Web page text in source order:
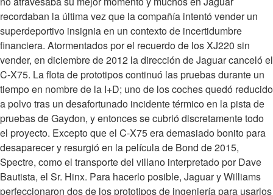
recordaban la última vez que la compañía intentó vender un
superdeportivo insignia en un contexto de incertidumbre
financiera. Atormentados por el recuerdo de los XJ220 sin
vender, en diciembre de 2012 la dirección de Jaguar canceló el
C-X75. La flota de prototipos continuó las pruebas durante un
tiempo en nombre de la I+D; uno de los coches quedó reducido
a polvo tras un desafortunado incidente térmico en la pista de
pruebas de Gaydon, y entonces se cubrió discretamente todo
el proyecto. Excepto que el C-X75 era demasiado bonito para
desaparecer y resurgió en la película de Bond de 2015,
Spectre, como el transporte del villano interpretado por Dave
Bautista, el Sr. Hinx. Para hacerlo posible, Jaguar y Williams
perfeccionaron dos de los prototipos de ingeniería para usarlos